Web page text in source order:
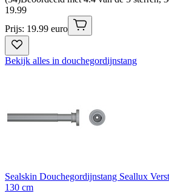
19.99
Prijs: 19.99 euro
Bekijk alles in douchegordijnstang
Sealskin Douchegordijnstang Seallux
130 cm